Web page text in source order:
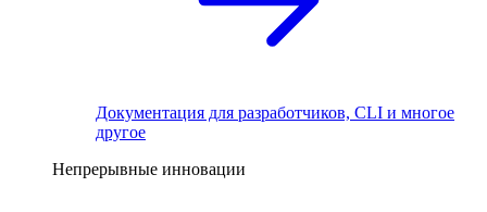
Документация для разработчиков, CLI и многое
другое
Непрерывные инновации